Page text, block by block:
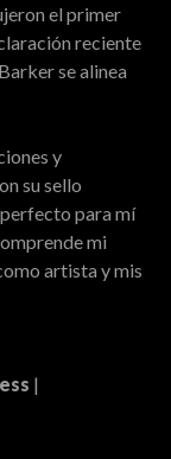
el primer
reciente
se alinea
y
su sello
para mí
mi
artista y mis
|